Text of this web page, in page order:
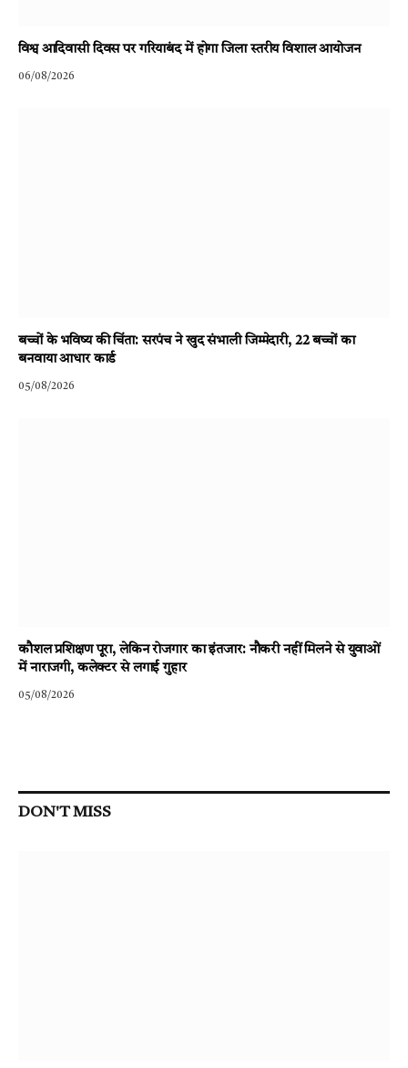
विश्व आदिवासी दिवस पर गरियाबंद में होगा जिला स्तरीय विशाल आयोजन
06/08/2026
बच्चों के भविष्य की चिंता: सरपंच ने खुद संभाली जिम्मेदारी, 22 बच्चों का
बनवाया आधार कार्ड
05/08/2026
कौशल प्रशिक्षण पूरा, लेकिन रोजगार का इंतजार: नौकरी नहीं मिलने से युवाओं
में नाराजगी, कलेक्टर से लगाई गुहार
05/08/2026
DON'T MISS